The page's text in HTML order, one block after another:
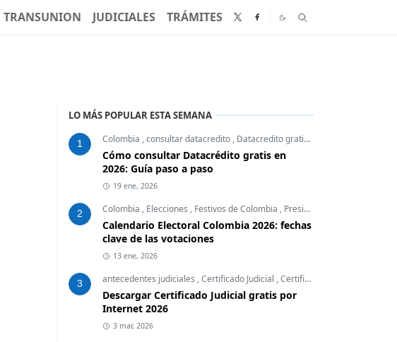
TRANSUNION JUDICIALES TRÁMITES
LO MÁS POPULAR ESTA SEMANA
1 Colombia ,consultar datacredito , Datacredito gratis
Cómo consultar Datacrédito gratis en
2026: Guía paso a paso
19 ene, 2026
2 Colombia , Elecciones , Festivos de Colombia , Presidente
Calendario Electoral Colombia 2026: fechas
clave de las votaciones
13 ene, 2026
3 antecedentes judiciales ,Certificado Judicial ,Certificados Colombia
Descargar Certificado Judicial gratis por
Internet 2026
3 mar, 2026